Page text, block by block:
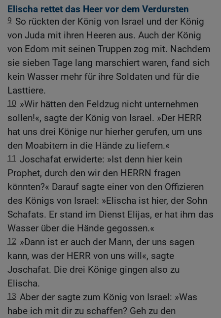
Elischa rettet das Heer vor dem Verdursten
9 So rückten der König von Israel und der König
von Juda mit ihren Heeren aus. Auch der König
von Edom mit seinen Truppen zog mit. Nachdem
sie sieben Tage lang marschiert waren, fand sich
kein Wasser mehr für ihre Soldaten und für die
Lasttiere.
10 »Wir hätten den Feldzug nicht unternehmen
sollen!«, sagte der König von Israel. »Der HERR
hat uns drei Könige nur hierher gerufen, um uns
den Moabitern in die Hände zu liefern.«
11 Joschafat erwiderte: »Ist denn hier kein
Prophet, durch den wir den HERRN fragen
könnten?« Darauf sagte einer von den Offizieren
des Königs von Israel: »Elischa ist hier, der Sohn
Schafats. Er stand im Dienst Elijas, er hat ihm das
Wasser über die Hände gegossen.«
12 »Dann ist er auch der Mann, der uns sagen
kann, was der HERR von uns will«, sagte
Joschafat. Die drei Könige gingen also zu
Elischa.
13 Aber der sagte zum König von Israel: »Was
habe ich mit dir zu schaffen? Geh zu den